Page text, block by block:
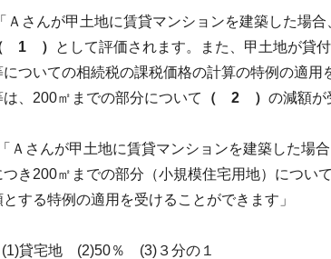
Ａさんが甲土地に賃貸マンションを建築した場
1 ）
として評価されます。また、甲土地が貸
についての相続税の課税価格の計算の特例の適
は、200㎡までの部分について （ 2 ） の減額が
Ａさんが甲土地に賃貸マンションを建築した場
つき200㎡までの部分（小規模住宅用地）につい
とする特例の適用を受けることができます」
貸宅地 (2)50％ (3)３分の１